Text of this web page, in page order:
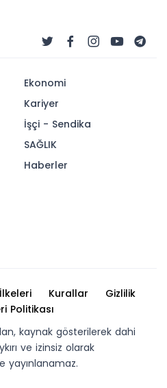
Ekonomi
Kariyer
İşçi - Sendika
SAĞLIK
Haberler
Kurallar
Gizlilik
Politikası
kaynak gösterilerek dahi
ve izinsiz olarak
yayınlanamaz.